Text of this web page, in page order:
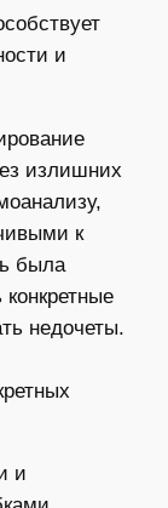
и
излишних
к
была
недочеты.
и